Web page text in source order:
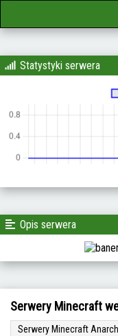
Statystyki serwera
Opis serwera
Serwery Minecraft
Serwery Minecraft